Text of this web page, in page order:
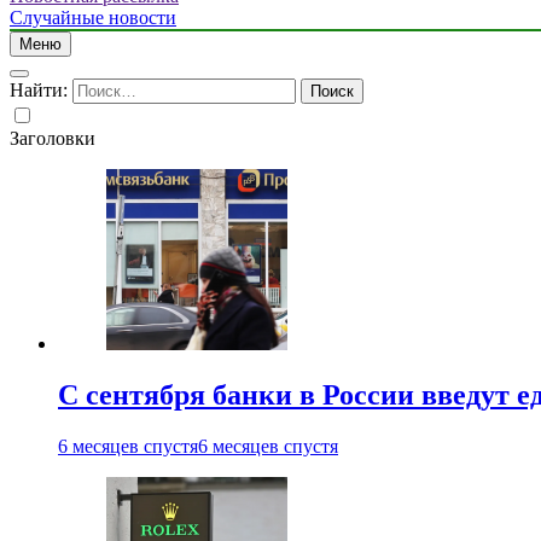
Случайные новости
Меню
Найти:
Заголовки
С сентября банки в России введут
6 месяцев спустя6 месяцев спустя